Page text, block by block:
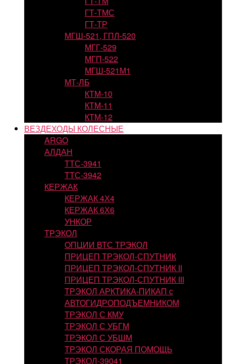
ГТ-ТМС
ГТ-ТР
МГШ-521, ГПЛ-520
МГГ-529
МГП-522
МГШ-521М1
МТ-ЛБ
КТМ-10
КТМ-11
КТМ-12
ВЕЗДЕХОДЫ КОЛЕСНЫЕ
ARGO
АЛДАН
ТТС-3941
ТТС-3942
КЕРЖАК
КЕРЖАК 4Х4
КЕРЖАК 6Х6
УНКОР
ТРЭКОЛ
ОПЦИИ ВТС ТРЭКОЛ
ПРИЦЕП ТРЭКОЛ-СПУТНИК
ПРИЦЕП ТРЭКОЛ-СПУТНИК II
ПРИЦЕП ТРЭКОЛ-СПУТНИК III
ТРЭКОЛ АРКТИКА-ПИКАП с
АВТОГИДРОПОДЪЕМНИКОМ
ТРЭКОЛ С КМУ
ТРЭКОЛ С УБГМ
ТРЭКОЛ С УБШМ
ТРЭКОЛ СКОРАЯ ПОМОЩЬ
ТРЭКОЛ-39041